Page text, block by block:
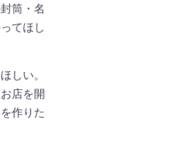
筒・名
てほし
しい。
店を開
作りた